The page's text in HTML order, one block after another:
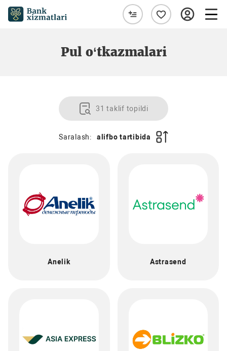
Pul o‘tkazmalari
31 taklif topildi
Saralash: alifbo tartibida
Anelik Astrasend